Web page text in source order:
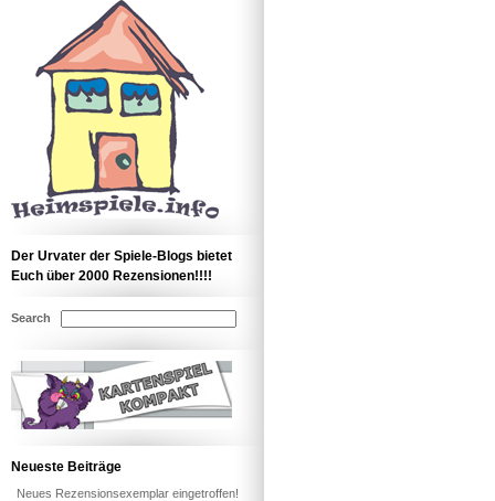
Der Urvater der Spiele-Blogs bietet
Euch über 2000 Rezensionen!!!!
Search
Neueste Beiträge
Neues Rezensionsexemplar eingetroffen!